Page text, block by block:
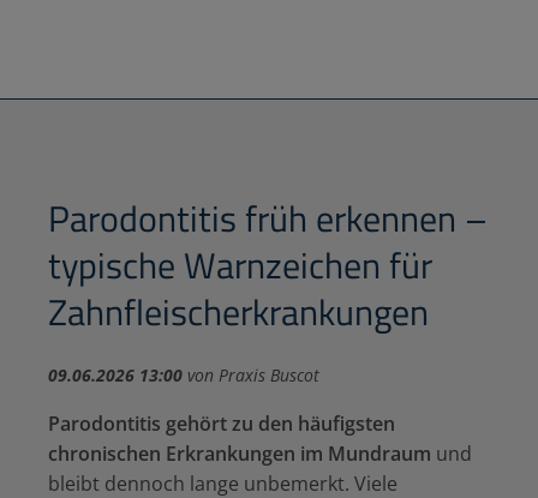
Parodontitis früh erkennen –
typische Warnzeichen für
Zahnfleischerkrankungen
09.06.2026 13:00 von Praxis Buscot
Parodontitis gehört zu den häufigsten
chronischen Erkrankungen im Mundraum und
bleibt dennoch lange unbemerkt. Viele